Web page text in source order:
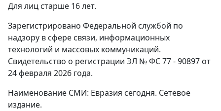
Для лиц старше 16 лет.
Зарегистрировано Федеральной службой по
надзору в сфере связи, информационных
технологий и массовых коммуникаций.
Свидетельство о регистрации ЭЛ № ФС 77 - 90897 от
24 февраля 2026 года.
Наименование СМИ: Евразия сегодня. Сетевое
издание.